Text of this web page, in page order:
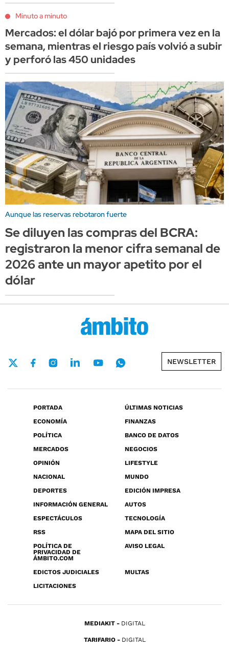
Minuto a minuto
Mercados: el dólar bajó por primera vez en la
semana, mientras el riesgo país volvió a subir
y perforó las 450 unidades
Aunque las reservas rebotaron fuerte
Se diluyen las compras del BCRA:
registraron la menor cifra semanal de
2026 ante un mayor apetito por el
dólar
NEWSLETTER
PORTADA
ÚLTIMAS NOTICIAS
ECONOMÍA
FINANZAS
POLÍTICA
BANCO DE DATOS
MERCADOS
NEGOCIOS
OPINIÓN
LIFESTYLE
NACIONAL
MUNDO
DEPORTES
EDICIÓN IMPRESA
INFORMACIÓN GENERAL
AUTOS
ESPECTÁCULOS
TECNOLOGÍA
RSS
MAPA DEL SITIO
POLÍTICA DE
PRIVACIDAD DE
ÁMBITO.COM
AVISO LEGAL
EDICTOS JUDICIALES
MULTAS
LICITACIONES
MEDIAKIT DIGITAL
TARIFARIO DIGITAL